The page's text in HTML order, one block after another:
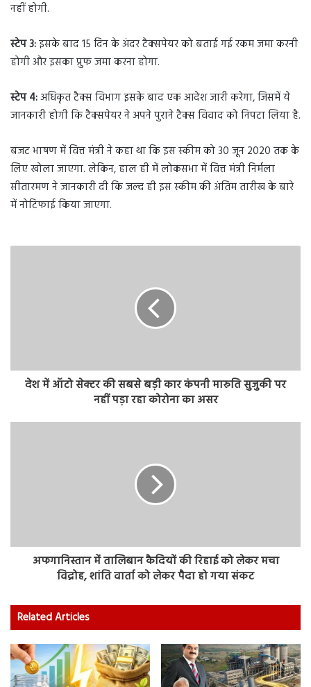
नहीं होगी.
स्टेप 3:इसके बाद 15 दिन के अंदर टैक्सपेयर को बताई गई रकम जमा करनी
होगी और इसका प्रुफ जमा करना होगा.
स्टेप 4:अधिकृत टैक्स विभाग इसके बाद एक आदेश जारी करेगा, जिसमें ये
जानकारी होगी कि टैक्सपेयर ने अपने पुराने टैक्स विवाद को निपटा लिया है.
बजट भाषण में वित्त मंत्री ने कहा था कि इस स्कीम को 30 जून 2020 तक के
लिए खोला जाएगा. लेकिन, हाल ही में लोकसभा में वित्त मंत्री निर्मला
सीतारमण ने जानकारी दी कि जल्द ही इस स्कीम की अंतिम तारीख के बारे
में नोटिफाई किया जाएगा.
देश में ऑटो सेक्टर की सबसे बड़ी कार कंपनी मारुति सुजुकी पर
नहीं पड़ा रहा कोरोना का असर
अफगानिस्तान में तालिबान कैदियों की रिहाई को लेकर मचा
विद्रोह, शांति वार्ता को लेकर पैदा हो गया संकट
Related Articles